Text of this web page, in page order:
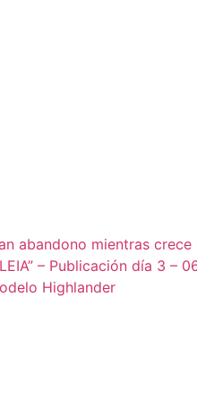
abandono mientras
– Publicación día 3 –
Highlander